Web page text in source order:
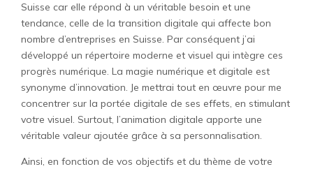
Suisse car elle répond à un véritable besoin et une
tendance, celle de la transition digitale qui affecte bon
nombre d’entreprises en Suisse. Par conséquent j’ai
développé un répertoire moderne et visuel qui intègre ces
progrès numérique. La magie numérique et digitale est
synonyme d’innovation. Je mettrai tout en œuvre pour me
concentrer sur la portée digitale de ses effets, en stimulant
votre visuel. Surtout, l’animation digitale apporte une
véritable valeur ajoutée grâce à sa personnalisation.
Ainsi, en fonction de vos objectifs et du thème de votre